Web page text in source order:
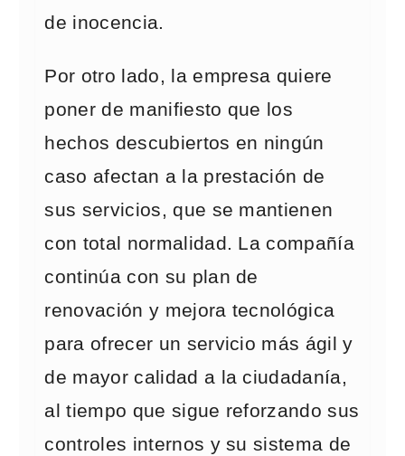
de inocencia.
Por otro lado, la empresa quiere
poner de manifiesto que los
hechos descubiertos en ningún
caso afectan a la prestación de
sus servicios, que se mantienen
con total normalidad. La compañía
continúa con su plan de
renovación y mejora tecnológica
para ofrecer un servicio más ágil y
de mayor calidad a la ciudadanía,
al tiempo que sigue reforzando sus
controles internos y su sistema de